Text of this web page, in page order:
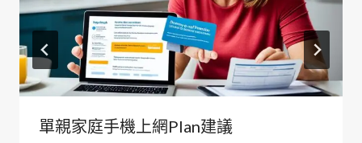
單親家庭手機上網plan建議